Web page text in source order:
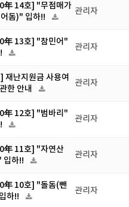
年 14호] "무점매가
돔)" 입하!!
관리자
年 13호] "참민어"
관리자
재난지원금 사용여
한 안내
관리자
年 12호] "범바리"
관리자
年 11호] "자연산
입하!!
관리자
年 10호] "돌돔(뺀
하!!
관리자